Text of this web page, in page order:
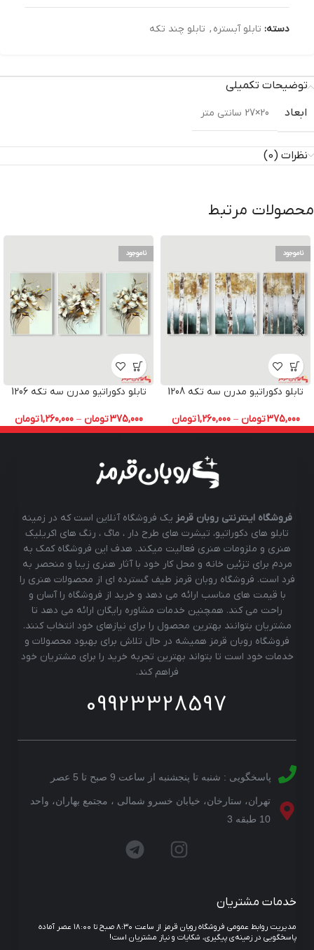
دسته: تابلو آبستره , تابلو چند تکه
توضیحات تکمیلی
ابعاد
20×27 سانتی متر
نظرات (0)
محصولات مرتبط
ناموجود
تابلو دکوراتیو مدرن سه تکه 1208
375,000تومان –
1,260,000تومان
ناموجود
تابلو دکوراتیو مدرن سه تکه 1206
375,000تومان –
1,260,000تومان
فروشگاه اینترنتی روبان قرمز یک فروشگاه آنلاین است که در زمینه
تابلو های دکوراتیو، تیشرت های طرح دار ، ماگ ، رنگ های اکریلیک
هنری و ملزومات هنری فعالیت میکند. هدف این فروشگاه کمک به
مردم برای تزئین خانه و محل کار خود با آثار هنری زیبا و منحصر به
فرد است. فروشگاه روبان قرمز طیف گسترده ای از محصولات هنری را
با قیمت های مناسب ارائه می دهد و خرید از فروشگاه را آسان و
راحت می کند. همچنین خدمات مشاوره رایگان ارائه می دهد تا
مشتریان بتوانند بهترین محصول را برای نیازهای خود انتخاب کنند.
فروشگاه روبان قرمز همیشه در حال تلاش برای بهبود محصولات و
خدمات خود است تا بتواند بهترین تجربه خرید را برای مشتریان خود
فراهم کند.
09923328597
پاسخگویی : شنبه تا پنجشنبه از ساعت 9 صبح تا 5 عصر
تهران، ستارخان، خیابان خسرو شمالی ، مجتمع بهاران، واحد
10 طبقه 3
خدمات مشتریان
مدیریت روابط عمومی فروشگاه روبان قرمز از ساعت ۸:۳۰ صبح تا ۱۸:۰۰ عصر آماده
پاسخگویی در زمینه‌ی پیگیری، شکایات و نیاز مشتریان است!